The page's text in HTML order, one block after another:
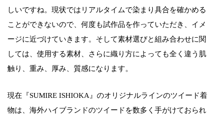
しいですね。現状ではリアルタイムで染まり具合を確かめる
ことができないので、何度も試作品を作っていただき、イメ
ージに近づけていきます。そして素材選びと組み合わせに関
しては、使用する素材、さらに織り方によっても全く違う肌
触り、重み、厚み、質感になります。
現在『SUMIRE ISHIOKA』のオリジナルラインのツイード着
物は、海外ハイブランドのツイードを数多く手がけておられ